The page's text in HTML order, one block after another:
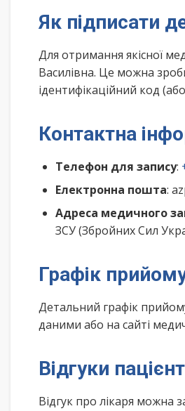
Як підписати
Для отримання якісної
Василівна. Це можна
ідентифікаційний код
Контактна
Телефон для запису:
Електронна пошта:
Адреса медичного
ЗСУ (Збройних Сил
Графік
Детальний графік
даними або на сайті
Відгуки
Відгук про лікаря можна